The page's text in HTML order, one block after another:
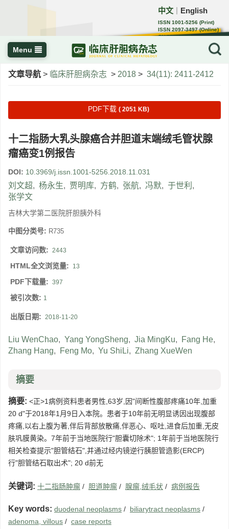
中文 English
ISSN 1001-5256 (Print)
ISSN 2097-3497 (Online)
CN 22-1108/R
Menu
文章导航 > 临床肝胆病杂志 > 2018 > 34(11): 2411-2412
PDF下载 ( 2051 KB)
十二指肠大乳头腺癌合并胆道末端绒毛管状腺
瘤癌变1例报告
DOI: 10.3969/j.issn.1001-5256.2018.11.031
刘文超, 杨永生, 贾明库, 方鹤, 张航, 冯默, 于世利 ,
张学文
吉林大学第二医院肝胆胰外科
中图分类号: R735
文章访问数: 2443
HTML全文浏览量: 13
PDF下载量: 397
被引次数: 1
出版日期: 2018-11-20
Liu WenChao, Yang YongSheng, Jia MingKu, Fang He,
Zhang Hang, Feng Mo, Yu ShiLi, Zhang XueWen
摘要
摘要: <正>1病例资料患者男性,63岁,因"间断性腹部疼痛10年,加重
20 d"于2018年1月9日入本院。患者于10年前无明显诱因出现腹部
疼痛,以右上腹为著,伴后背部放散痛,伴恶心、呕吐,进食后加重,无皮
肤巩膜黄染。7年前于当地医院行"胆囊切除术"; 1年前于当地医院行
相关检查提示"胆管结石",并通过经内镜逆行胰胆管造影(ERCP)
行"胆管结石取出术"; 20 d前无
关键词: 十二指肠肿瘤 / 胆道肿瘤 / 腺瘤,绒毛状 / 病例报告
Key words: duodenal neoplasms / biliarytract neoplasms /
adenoma, villous / case reports